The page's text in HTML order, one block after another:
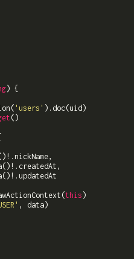
) {
'users' ).doc(uid)
()
this )
, data)